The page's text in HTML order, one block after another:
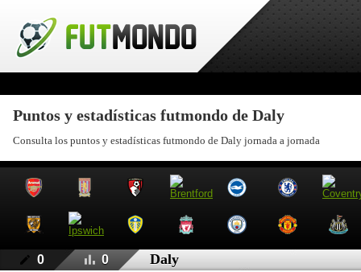
Puntos y estadísticas futmondo de Daly
Consulta los puntos y estadísticas futmondo de Daly jornada a jornada
0 0 Daly